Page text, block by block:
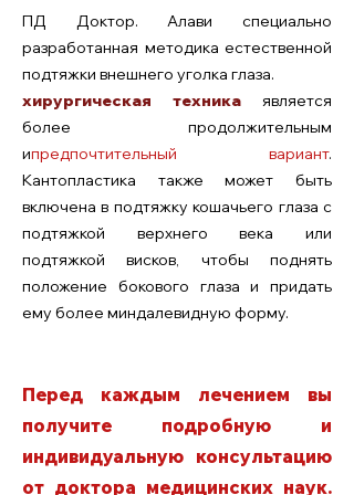
ПД Доктор. Алави специально
разработанная методика естественной
подтяжки внешнего уголка глаза.
хирургическая техника является
более продолжительным
ипредпочтительный вариант.
Кантопластика также может быть
включена в подтяжку кошачьего глаза с
подтяжкой верхнего века или
подтяжкой висков, чтобы поднять
положение бокового глаза и придать
ему более миндалевидную форму.
Перед каждым лечением вы
получите подробную и
индивидуальную консультацию
от доктора медицинских наук.